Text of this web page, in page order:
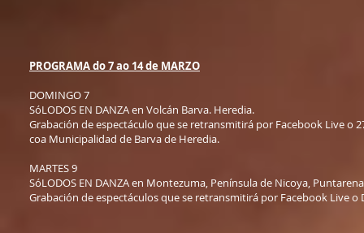
PROGRAMA do 7 ao 14 de MARZO
DOMINGO 7
SóLODOS EN DANZA en Volcán Barva. Heredia.
Grabación de espectáculo que se retransmitirá por Facebook Live o
coa Municipalidad de Barva de Heredia.
MARTES 9
SóLODOS EN DANZA en Montezuma, Península de Nicoya,
Grabación de espectáculos que se retransmitirá por Facebook Live o